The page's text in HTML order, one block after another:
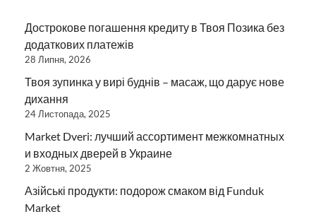
Дострокове погашення кредиту в Твоя Позика без
додаткових платежів
28 Липня, 2026
Твоя зупинка у вирі буднів – масаж, що дарує нове
дихання
24 Листопада, 2025
Market Dveri: лучший ассортимент межкомнатных
и входных дверей в Украине
2 Жовтня, 2025
Азійські продукти: подорож смаком від Funduk
Market